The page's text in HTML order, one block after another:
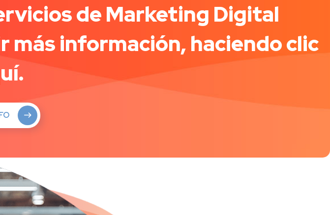
de Marketing Digital
más información, haciendo clic